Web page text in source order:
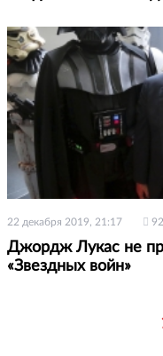
22 декабря 2019, 21:17
Джордж Лукас не
«Звездных войн»